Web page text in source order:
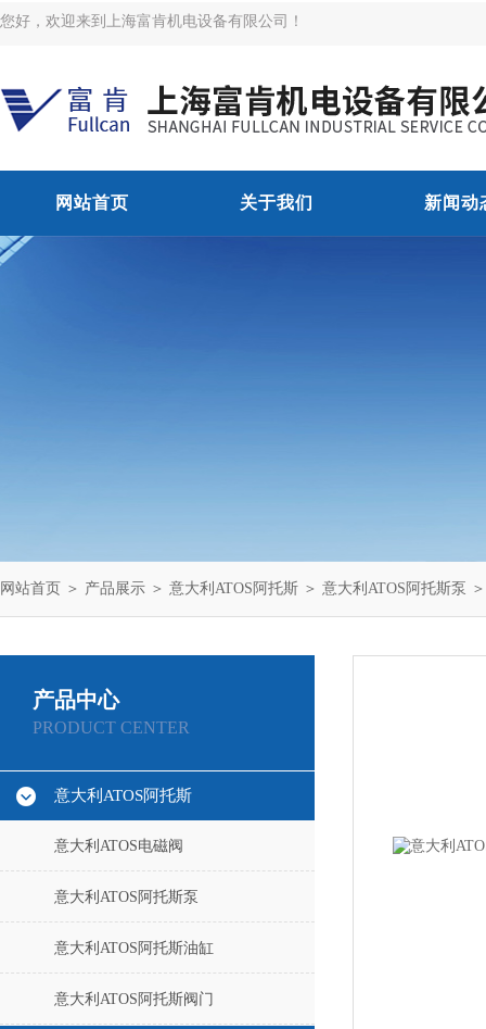
您好，欢迎来到上海富肯机电设备有限公司！
网站首页 关于我们 新闻动
网站首页 ＞ 产品展示 ＞ 意大利ATOS阿托斯 ＞ 意大利ATOS阿托斯泵
产品中心
PRODUCT CENTER
意大利ATOS阿托斯
意大利ATOS电磁阀
意大利ATOS阿托斯泵
意大利ATOS阿托斯油缸
意大利ATOS阿托斯阀门